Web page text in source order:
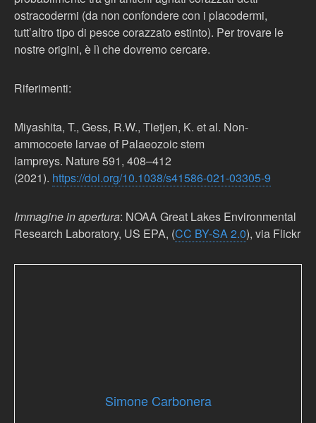
ostracodermi (da non confondere con i placodermi,
tutt’altro tipo di pesce corazzato estinto). Per trovare le
nostre origini, è lì che dovremo cercare.
Riferimenti:
Miyashita, T., Gess, R.W., Tietjen, K. et al. Non-
ammocoete larvae of Palaeozoic stem
lampreys. Nature 591, 408–412
(2021). https://doi.org/10.1038/s41586-021-03305-9
Immagine in apertura: NOAA Great Lakes Environmental
Research Laboratory, US EPA, (CC BY-SA 2.0), via Flickr
Simone Carbonera